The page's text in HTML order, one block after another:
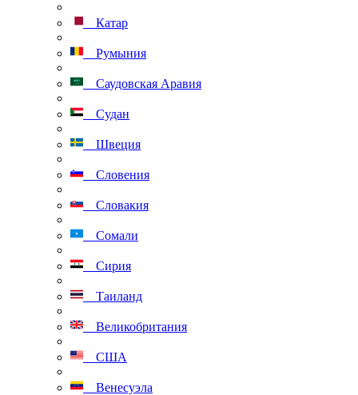
Катар
Румыния
Саудовская Аравия
Судан
Швеция
Словения
Словакия
Сомали
Сирия
Таиланд
Великобритания
США
Венесуэла